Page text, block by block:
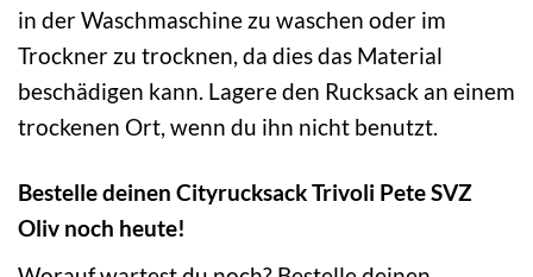
in der Waschmaschine zu waschen oder im
Trockner zu trocknen, da dies das Material
beschädigen kann. Lagere den Rucksack an einem
trockenen Ort, wenn du ihn nicht benutzt.
Bestelle deinen Cityrucksack Trivoli Pete SVZ
Oliv noch heute!